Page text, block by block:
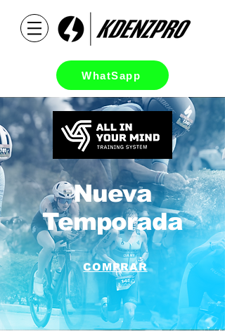
WhatSapp
Nueva
Temporada
COMPRAR